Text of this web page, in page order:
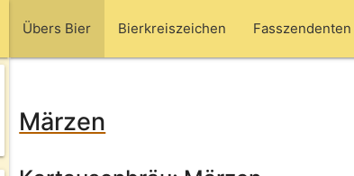
Übers Bier Bierkreiszeichen Fasszendenten
Märzen